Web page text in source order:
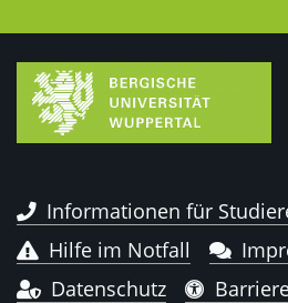
Informationen für
Hilfe im Notfall
Datenschutz